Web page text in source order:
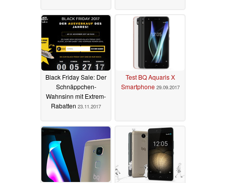
Black Friday Sale: Der
Schnäppchen-
Wahnsinn mit Extrem-
Rabatten 23.11.2017
Test BQ Aquaris X
Smartphone 29.09.2017